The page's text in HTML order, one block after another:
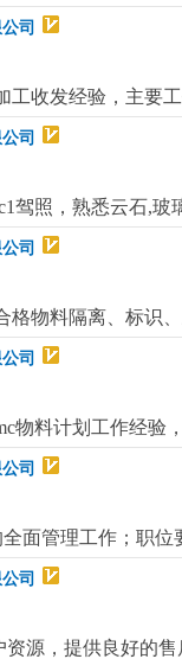
。5. 整理检验
检验要求。3. 细
司
收发经验，主要
司
照，熟悉云石,
司
物料隔离、标识
追溯。岗位要求
简单电脑操作，如
司
料计划工作经验
、工龄奖、春节有
司
面管理工作；职
且能充分调动团队
司
源，提供良好的